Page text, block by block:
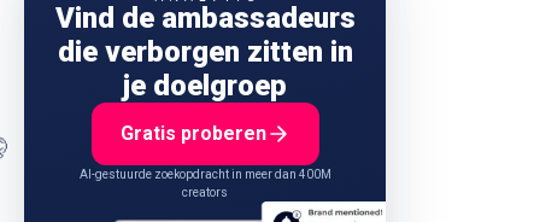
Vind de ambassadeurs
die verborgen zitten in
je doelgroep
Gratis proberen
AI-gestuurde zoekopdracht in meer dan 400M
creators